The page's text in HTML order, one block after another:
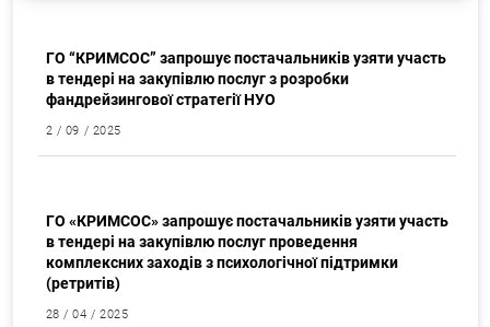
Искать:
ГО “КРИМСОС” запрошує постачальників узяти участь
в тендері на закупівлю послуг з розробки
фандрейзингової стратегії НУО
2 / 09 / 2025
ГО «КРИМСОС» запрошує постачальників узяти участь
в тендері на закупівлю послуг проведення
комплексних заходів з психологічної підтримки
(ретритів)
28 / 04 / 2025